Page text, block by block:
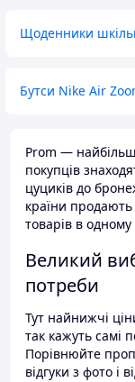
Щоденники
Бутси Nike Air
Prom —
покупців
цуциків до
країни
товарів в одному
Великий
потреби
Тут найнижчі
так кажуть самі
Порівнюйте
відгуки з фото і